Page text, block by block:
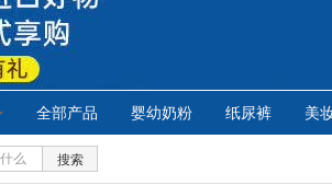
全部产品 婴幼奶粉 纸尿裤 美
搜索